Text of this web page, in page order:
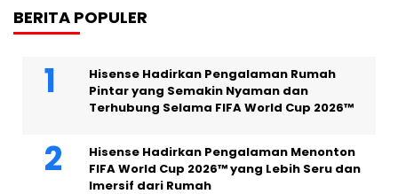
BERITA POPULER
Hisense Hadirkan Pengalaman Rumah
Pintar yang Semakin Nyaman dan
Terhubung Selama FIFA World Cup 2026™
Hisense Hadirkan Pengalaman Menonton
FIFA World Cup 2026™ yang Lebih Seru dan
Imersif dari Rumah